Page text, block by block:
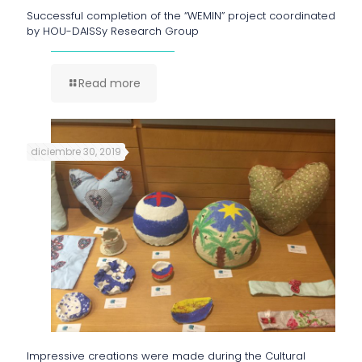
Successful completion of the “WEMIN” project coordinated
by HOU-DAISSy Research Group
Read more
diciembre 30, 2019
Impressive creations were made during the Cultural